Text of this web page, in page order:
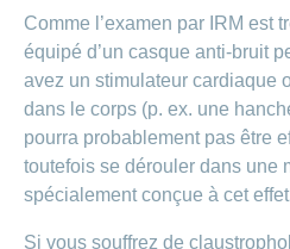
Comme l’examen par IRM est
équipé d’un casque anti-bruit
avez un stimulateur cardiaque
dans le corps (p. ex. une
pourra probablement pas être
toutefois se dérouler dans une
spécialement conçue à cet
Si vous souffrez de